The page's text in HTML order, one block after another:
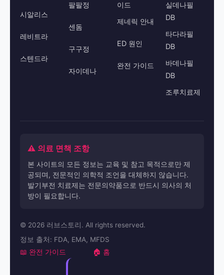
시알리스
레비트라
스텐드라
팔팔정
센돔
구구정
자이데나
이드
제네릭 안내
ED 원인
완전 가이드
실데나필
DB
타다라필
DB
바데나필
DB
조루치료제
⚠️ 의료 면책 조항
본 사이트의 모든 정보는 교육 및 참고 목적으로만 제
공되며, 전문적인 의학적 조언을 대체하지 않습니다.
발기부전 치료제는 전문의약품으로 반드시 의사의 처
방이 필요합니다.
© 2026 러브스토리. All rights reserved.
정보 출처: FDA, EMA, MFDS
📖 완전 가이드 🏠 홈